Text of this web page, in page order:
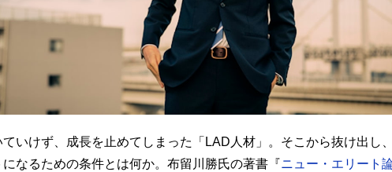
いけず、成長を止めてしまった「LAD人材」。そこから抜け出し、
なるための条件とは何か。布留川勝氏の著書『ニュー・エリート